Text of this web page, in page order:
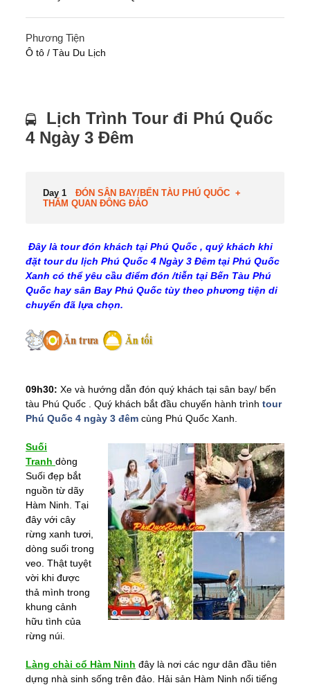
Phương Tiện
Ô tô / Tàu Du Lịch
Lịch Trình Tour đi Phú Quốc
4 Ngày 3 Đêm
Day 1
ĐÓN SÂN BAY/BẾN TÀU PHÚ QUỐC +
THĂM QUAN ĐÔNG ĐẢO
Đây là tour đón khách tại Phú Quốc , quý khách khi
đặt tour du lịch Phú Quốc 4 Ngày 3 Đêm tại Phú Quốc
Xanh có thể yêu cầu điểm đón /tiễn tại Bến Tàu Phú
Quốc hay sân Bay Phú Quốc tùy theo phương tiện di
chuyển đã lựa chọn.
09h30: Xe và hướng dẫn đón quý khách tại sân bay/ bến
tàu Phú Quốc . Quý khách bắt đầu chuyến hành trình tour
Phú Quốc 4 ngày 3 đêm cùng Phú Quốc Xanh.
Suối
Tranh dòng
Suối đẹp bắt
nguồn từ dãy
Hàm Ninh. Tại
đây với cây
rừng xanh tươi,
dòng suối trong
veo. Thật tuyệt
vời khi được
thả mình trong
khung cảnh
hữu tình của
rừng núi.
Làng chài cổ Hàm Ninh đây là nơi các ngư dân đầu tiên
dựng nhà sinh sống trên đảo. Hải sản Hàm Ninh nổi tiếng